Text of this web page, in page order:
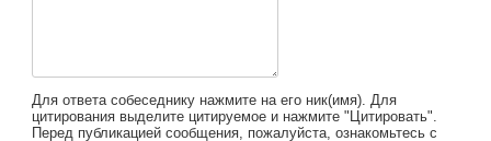
Для ответа собеседнику нажмите на его ник(имя). Для
цитирования выделите цитируемое и нажмите "Цитировать".
Перед публикацией сообщения, пожалуйста, ознакомьтесь с